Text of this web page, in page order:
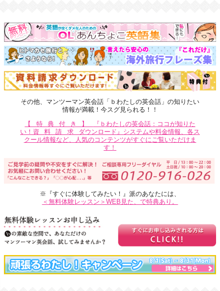
その他、マンツーマン英会話「ｂわたしの英会話」の知りたい
情報が満載！今スグ見られる！！
【特典付き】
『ｂわたしの英会話：ココが知りた
い！ 資料請求 ダウンロード』システムや料金情報、各ス
クール情報など、人気のコンテンツがすぐにご覧いただけま
す！
※『すぐに体験してみたい！』派のあなたには、
＜無料体験レッスン＞WEB見た、で特典あり。